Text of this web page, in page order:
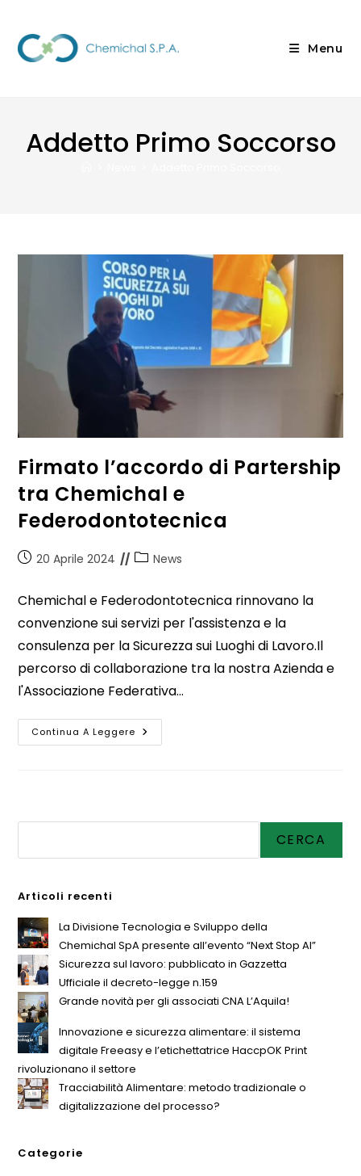
Menu
Addetto Primo Soccorso
Firmato l’accordo di Partership
tra Chemichal e
Federodontotecnica
20 Aprile 2024 News
Chemichal e Federodontotecnica rinnovano la
convenzione sui servizi per l'assistenza e la
consulenza per la Sicurezza sui Luoghi di Lavoro.Il
percorso di collaborazione tra la nostra Azienda e
l'Associazione Federativa…
Continua A Leggere
CERCA
Articoli recenti
La Divisione Tecnologia e Sviluppo della
Chemichal SpA presente all’evento “Next Stop AI”
Sicurezza sul lavoro: pubblicato in Gazzetta
Ufficiale il decreto-legge n.159
Grande novità per gli associati CNA L’Aquila!
Innovazione e sicurezza alimentare: il sistema
digitale Freeasy e l’etichettatrice HaccpOK Print
rivoluzionano il settore
Tracciabilità Alimentare: metodo tradizionale o
digitalizzazione del processo?
Categorie